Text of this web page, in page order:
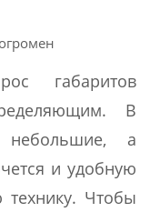
габаритов
В
небольшие, а
и удобную
Чтобы